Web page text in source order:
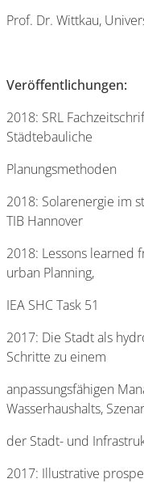
Prof. Dr. Wittkau,
Veröffentlichungen:
2018: SRL
Städtebauliche
Planungsmethoden
2018: Solarenergie im
TIB Hannover
2018: Lessons learned
urban Planning,
IEA SHC Task 51
2017: Die Stadt als
Schritte zu einem
anpassungsfähigen
Wasserhaushalts,
der Stadt- und
2017: Illustrative